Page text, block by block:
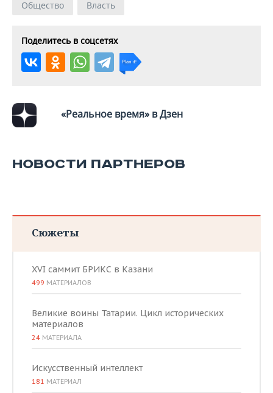
Общество Власть
Поделитесь в соцсетях
«Реальное время» в Дзен
НОВОСТИ ПАРТНЕРОВ
Сюжеты
XVI саммит БРИКС в Казани
499 МАТЕРИАЛОВ
Великие воины Татарии. Цикл исторических
материалов
24 МАТЕРИАЛА
Искусственный интеллект
181 МАТЕРИАЛ